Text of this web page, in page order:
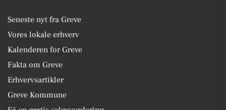
Seneste nyt fra Greve
Vores lokale erhverv
Kalenderen for Greve
Fakta om Greve
Erhvervsartikler
Greve Kommune